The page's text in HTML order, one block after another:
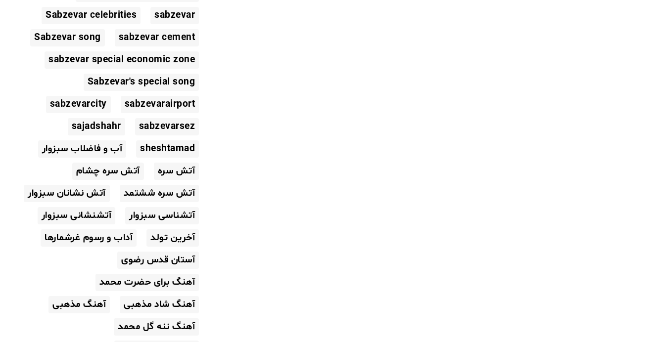
sabzevar
Sabzevar celebrities
sabzevar cement
Sabzevar song
sabzevar special economic zone
Sabzevar's special song
sabzevarairport
sabzevarcity
sabzevarsez
sajadshahr
sheshtamad
آب و فاضلاب سبزوار
آتش سره
آتش سره چشام
آتش سره ششتمد
آتش نشانان سبزوار
آتشناسی سبزوار
آتشنشانی سبزوار
آخرین تولد
آداب و رسوم غرشمارها
آستان قدس رضوی
آهنگ برای حضرت محمد
آهنگ شاد مذهبی
آهنگ مذهبی
آهنگ ننه گل محمد